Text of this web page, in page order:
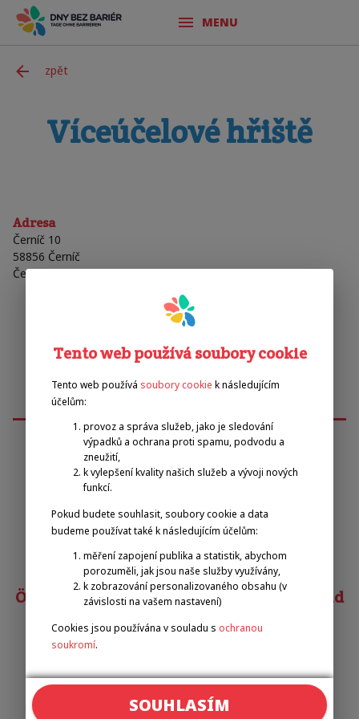
MENU
zpět
Víceúčelové hřiště
Adresa
Černíč 10
58856 Černíč
Česká Republika
Emilova sportovní, z.s.
Pavel Zbožínek
zbozinek@emilova-sportovni.cz
+420 602 720 518
Österreichischer Behindertensportverband
+43 332-61-34
Tento web používá soubory cookie
Tento web používá soubory cookie k následujícím
účelům:
provoz a správa služeb, jako je sledování
výpadků a ochrana proti spamu, podvodu a
zneužití,
k vylepšení kvality našich služeb a vývoji nových
funkcí.
Pokud budete souhlasit, soubory cookie a data
budeme používat také k následujícím účelům:
měření zapojení publika a statistik, abychom
porozuměli, jak jsou naše služby využívány,
k zobrazování personalizovaného obsahu (v
závislosti na vašem nastavení)
Cookies jsou používána v souladu s ochranou
soukromí.
SOUHLASÍM